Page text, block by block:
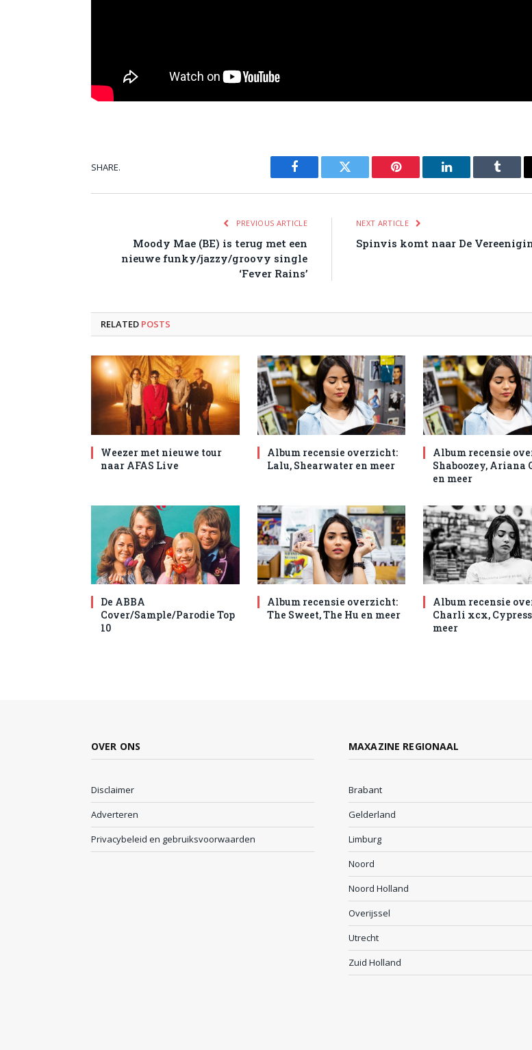
SHARE.
Facebook Twitter Pinterest LinkedIn Tumblr
PREVIOUS ARTICLE
Moody Mae (BE) is terug met een
nieuwe funky/jazzy/groovy single
‘Fever Rains’
NEXT ARTICLE
Spinvis komt naar De
RELATED POSTS
Weezer met nieuwe tour
naar AFAS Live
Album recensie overzicht:
Lalu, Shearwater en meer
Album recensie
Shaboozey, Ariana
en meer
De ABBA
Cover/Sample/Parodie Top
10
Album recensie overzicht:
The Sweet, The Hu en meer
Album recensie
Charli xcx,
meer
OVER ONS
Disclaimer
Adverteren
Privacybeleid en gebruiksvoorwaarden
MAXAZINE REGIONAAL
Brabant
Gelderland
Limburg
Noord
Noord Holland
Overijssel
Utrecht
Zuid Holland